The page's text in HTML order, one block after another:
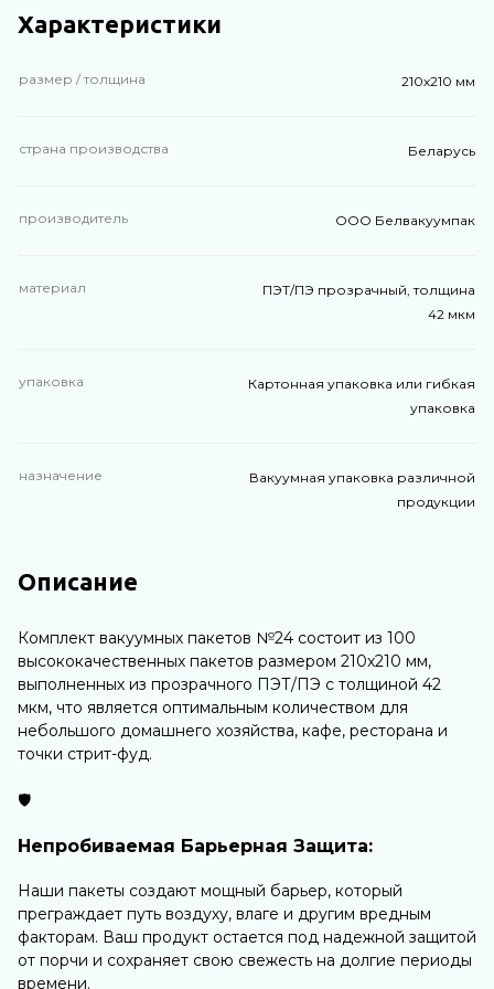
Характеристики
размер / толщина 210х210 мм
страна производства Беларусь
производитель ООО Белвакуумпак
материал
ПЭТ/ПЭ прозрачный, толщина
42 мкм
упаковка
Картонная упаковка или гибкая
упаковка
назначение
Вакуумная упаковка различной
продукции
Описание
Комплект вакуумных пакетов №24 состоит из 100
высококачественных пакетов размером 210х210 мм,
выполненных из прозрачного ПЭТ/ПЭ с толщиной 42
мкм, что является оптимальным количеством для
небольшого домашнего хозяйства, кафе, ресторана и
точки стрит-фуд.
🛡️
Непробиваемая Барьерная Защита:
Наши пакеты создают мощный барьер, который
преграждает путь воздуху, влаге и другим вредным
факторам. Ваш продукт остается под надежной защитой
от порчи и сохраняет свою свежесть на долгие периоды
времени.